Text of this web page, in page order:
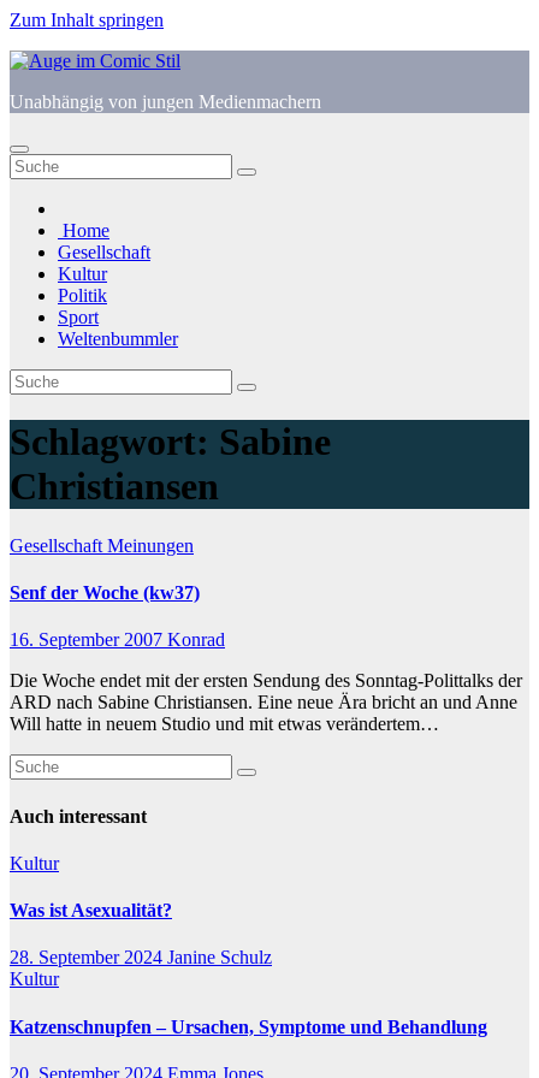
Zum Inhalt springen
Unabhängig von jungen Medienmachern
Home
Gesellschaft
Kultur
Politik
Sport
Weltenbummler
Schlagwort: Sabine
Christiansen
Gesellschaft Meinungen
Senf der Woche (kw37)
16. September 2007 Konrad
Die Woche endet mit der ersten Sendung des Sonntag-Polittalks der
ARD nach Sabine Christiansen. Eine neue Ära bricht an und Anne
Will hatte in neuem Studio und mit etwas verändertem…
Auch interessant
Kultur
Was ist Asexualität?
28. September 2024 Janine Schulz
Kultur
Katzenschnupfen – Ursachen, Symptome und Behandlung
20. September 2024 Emma Jones